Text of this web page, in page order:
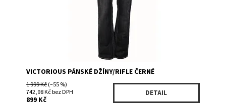
VICTORIOUS PÁNSKÉ DŽÍNY/RIFLE ČERNÉ
1 999 Kč(–55 %)
742,98 Kč bez DPH
899 Kč
DETAIL